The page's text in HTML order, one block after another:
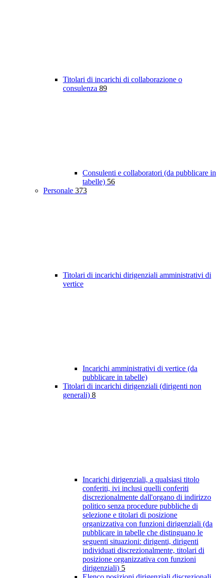
Titolari di incarichi di collaborazione o
consulenza 89
Consulenti e collaboratori (da pubblicare in
tabelle) 56
Personale 373
Titolari di incarichi dirigenziali amministrativi di
vertice
Incarichi amministrativi di vertice (da
pubblicare in tabelle)
Titolari di incarichi dirigenziali (dirigenti non
generali) 8
Incarichi dirigenziali, a qualsiasi titolo
conferiti, ivi inclusi quelli conferiti
discrezionalmente dall'organo di indirizzo
politico senza procedure pubbliche di
selezione e titolari di posizione
organizzativa con funzioni dirigenziali (da
pubblicare in tabelle che distinguano le
seguenti situazioni: dirigenti, dirigenti
individuati discrezionalmente, titolari di
posizione organizzativa con funzioni
dirigenziali) 5